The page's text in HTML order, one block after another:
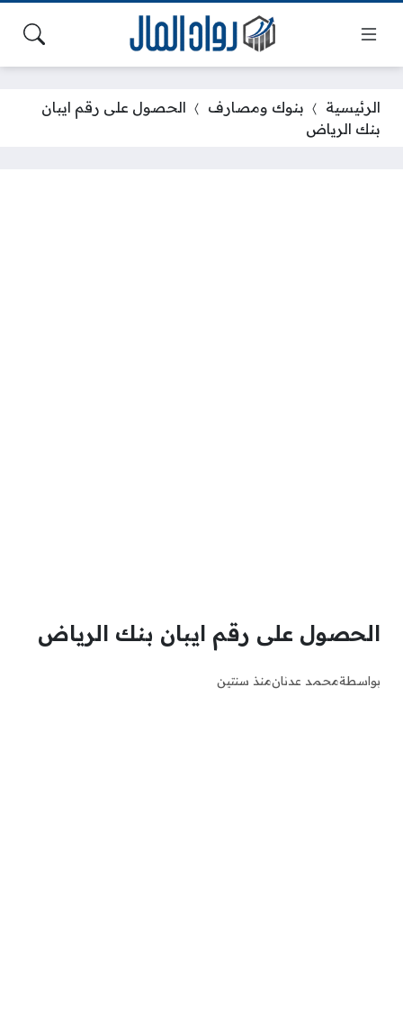
الرئيسية بنوك ومصارف
الحصول على رقم ايبان
بنك الرياض
الحصول على رقم ايبان بنك الرياض
بواسطةمحمد عدنانمنذ سنتين